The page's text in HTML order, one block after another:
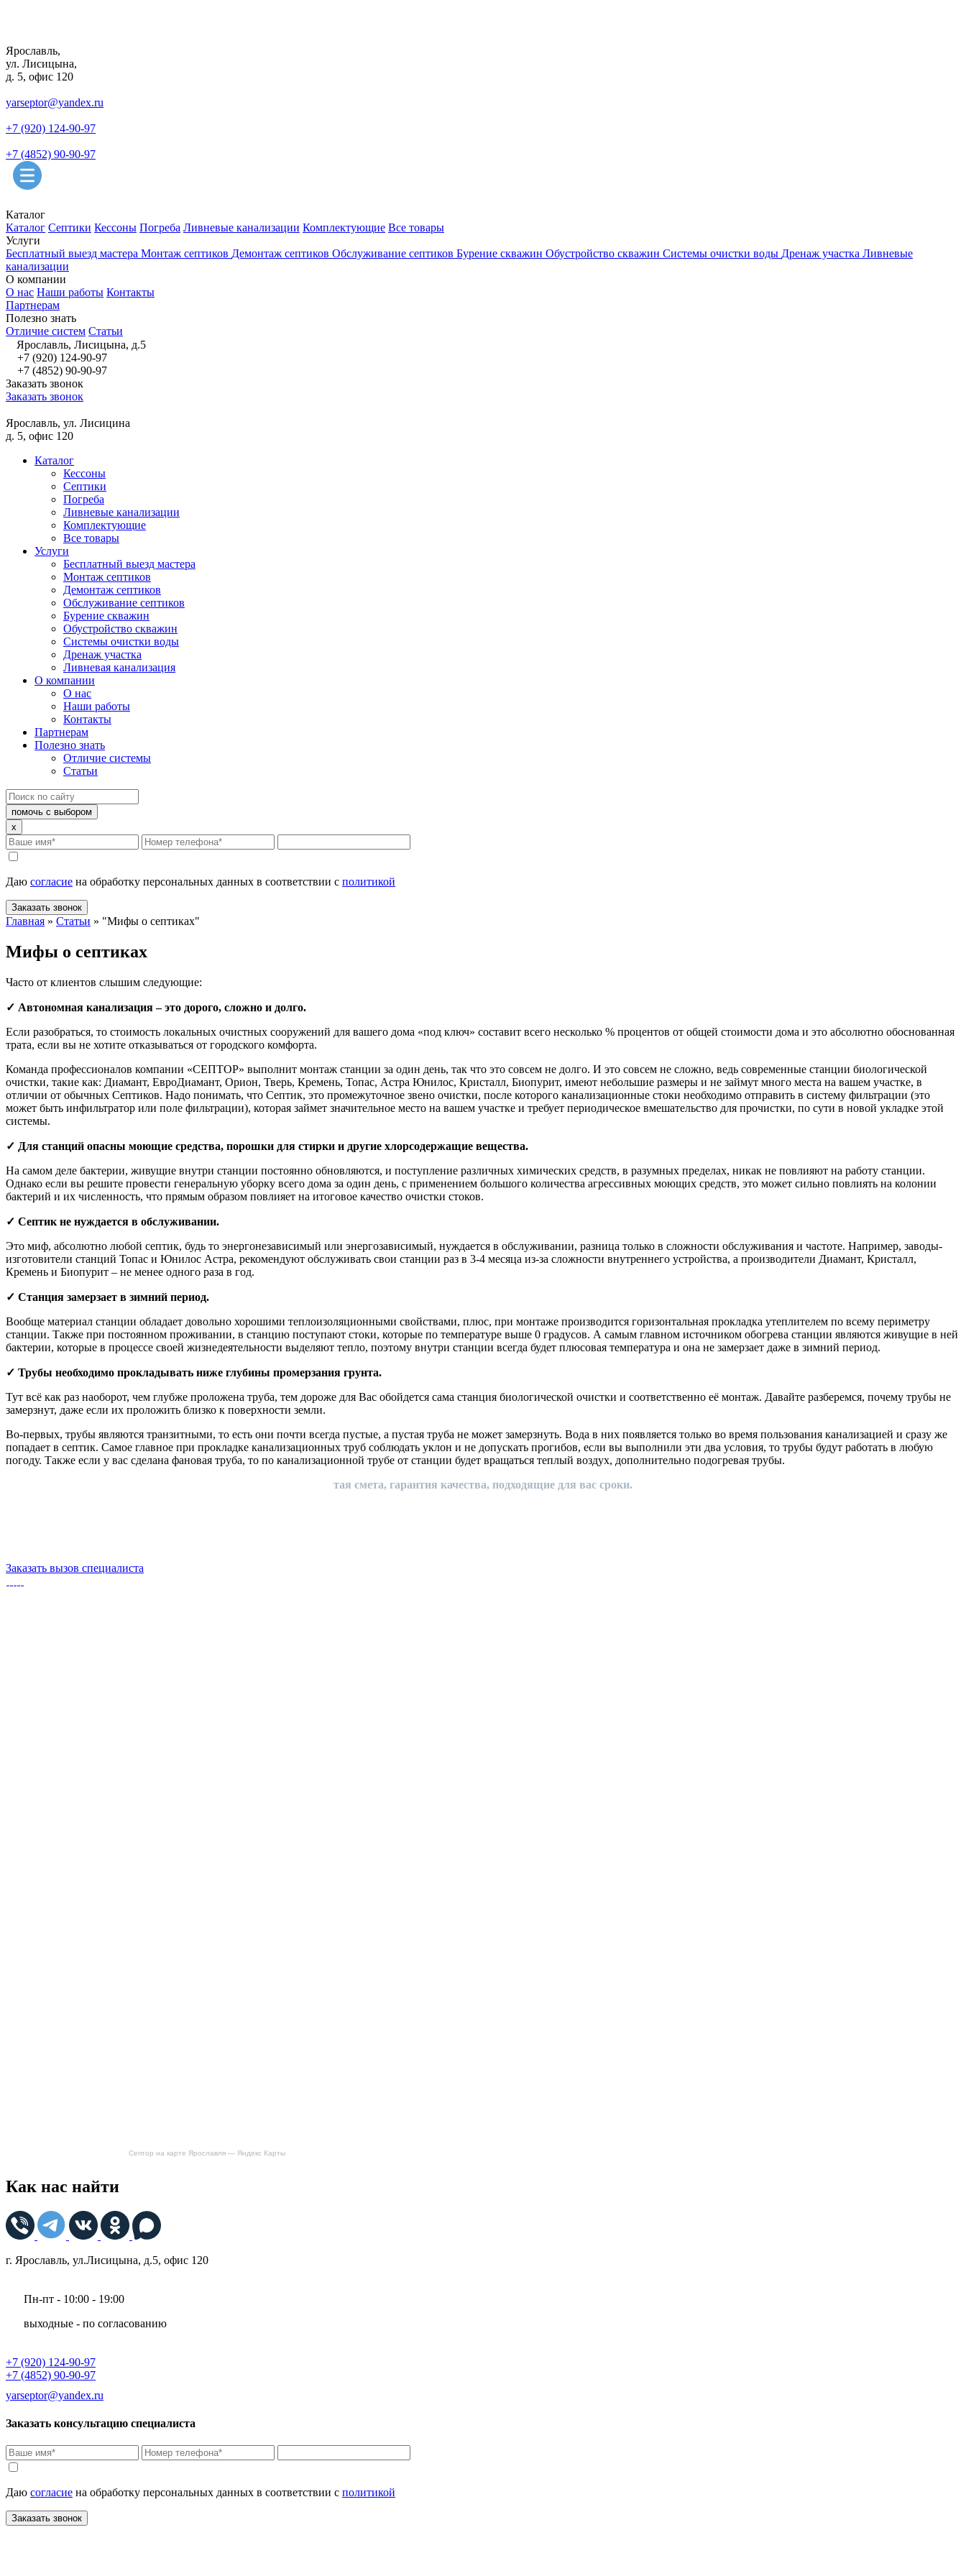
Ярославль,
ул. Лисицына,
д. 5, офис 120
yarseptor@yandex.ru
+7 (920) 124-90-97
+7 (4852) 90-90-97
Каталог
Каталог Септики Кессоны Погреба Ливневые канализации Комплектующие Все товары
Услуги
Бесплатный выезд мастера Монтаж септиков Демонтаж септиков Обслуживание септиков Бурение скважин Обустройство скважин Системы очистки воды Дренаж участка Ливневые
канализации
О компании
О нас Наши работы Контакты
Партнерам
Полезно знать
Отличие систем Статьи
Ярославль, Лисицына, д.5
+7 (920) 124-90-97
+7 (4852) 90-90-97
Заказать звонок
Заказать звонок
Ярославль, ул. Лисицина
д. 5, офис 120
Каталог
Кессоны
Септики
Погреба
Ливневые канализации
Комплектующие
Все товары
Услуги
Бесплатный выезд мастера
Монтаж септиков
Демонтаж септиков
Обслуживание септиков
Бурение скважин
Обустройство скважин
Системы очистки воды
Дренаж участка
Ливневая канализация
О компании
О нас
Наши работы
Контакты
Партнерам
Полезно знать
Отличие системы
Статьи
помочь с выбором
x
Даю согласие на обработку персональных данных в соответствии с политикой
Заказать звонок
Главная » Статьи » "Мифы о септиках"
Мифы о септиках
Часто от клиентов слышим следующие:
✓ Автономная канализация – это дорого, сложно и долго.
Если разобраться, то стоимость локальных очистных сооружений для вашего дома «под ключ» составит всего несколько % процентов от общей стоимости дома и это абсолютно обоснованная
трата, если вы не хотите отказываться от городского комфорта.
Команда профессионалов компании «СЕПТОР» выполнит монтаж станции за один день, так что это совсем не долго. И это совсем не сложно, ведь современные станции биологической
очистки, такие как: Диамант, ЕвроДиамант, Орион, Тверь, Кремень, Топас, Астра Юнилос, Кристалл, Биопурит, имеют небольшие размеры и не займут много места на вашем участке, в
отличии от обычных Септиков. Надо понимать, что Септик, это промежуточное звено очистки, после которого канализационные стоки необходимо отправить в систему фильтрации (это
может быть инфильтратор или поле фильтрации), которая займет значительное место на вашем участке и требует периодическое вмешательство для прочистки, по сути в новой укладке этой
системы.
✓ Для станций опасны моющие средства, порошки для стирки и другие хлорсодержащие вещества.
На самом деле бактерии, живущие внутри станции постоянно обновляются, и поступление различных химических средств, в разумных пределах, никак не повлияют на работу станции.
Однако если вы решите провести генеральную уборку всего дома за один день, с применением большого количества агрессивных моющих средств, это может сильно повлиять на колонии
бактерий и их численность, что прямым образом повлияет на итоговое качество очистки стоков.
✓ Септик не нуждается в обслуживании.
Это миф, абсолютно любой септик, будь то энергонезависимый или энергозависимый, нуждается в обслуживании, разница только в сложности обслуживания и частоте. Например, заводы-
изготовители станций Топас и Юнилос Астра, рекомендуют обслуживать свои станции раз в 3-4 месяца из-за сложности внутреннего устройства, а производители Диамант, Кристалл,
Кремень и Биопурит – не менее одного раза в год.
✓ Станция замерзает в зимний период.
Вообще материал станции обладает довольно хорошими теплоизоляционными свойствами, плюс, при монтаже производится горизонтальная прокладка утеплителем по всему периметру
станции. Также при постоянном проживании, в станцию поступают стоки, которые по температуре выше 0 градусов. А самым главном источником обогрева станции являются живущие в ней
бактерии, которые в процессе своей жизнедеятельности выделяют тепло, поэтому внутри станции всегда будет плюсовая температура и она не замерзает даже в зимний период.
✓ Трубы необходимо прокладывать ниже глубины промерзания грунта.
Тут всё как раз наоборот, чем глубже проложена труба, тем дороже для Вас обойдется сама станция биологической очистки и соответственно её монтаж. Давайте разберемся, почему трубы не
замерзнут, даже если их проложить близко к поверхности земли.
Во-первых, трубы являются транзитными, то есть они почти всегда пустые, а пустая труба не может замерзнуть. Вода в них появляется только во время пользования канализацией и сразу же
попадает в септик. Самое главное при прокладке канализационных труб соблюдать уклон и не допускать прогибов, если вы выполнили эти два условия, то трубы будут работать в любую
погоду. Также если у вас сделана фановая труба, то по канализационной трубе от станции будет вращаться теплый воздух, дополнительно подогревая трубы.
тая смета, гарантия качества, подходящие для вас сроки.
Заказать вызов специалиста
Септор на карте Ярославля — Яндекс Карты
Как нас найти
г. Ярославль, ул.Лисицына, д.5, офис 120
Пн-пт - 10:00 - 19:00
выходные - по согласованию
+7 (920) 124-90-97
+7 (4852) 90-90-97
yarseptor@yandex.ru
Заказать консультацию специалиста
Даю согласие на обработку персональных данных в соответствии с политикой
Заказать звонок